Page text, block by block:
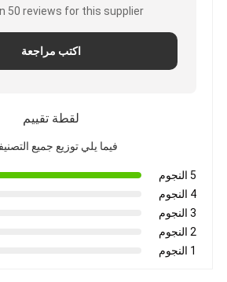
50 reviews for this supplier
اكتب مراجعة
لقطة تقييم
فيما يلي توزيع جميع
5 النجوم
4 النجوم
3 النجوم
2 النجوم
1 النجوم